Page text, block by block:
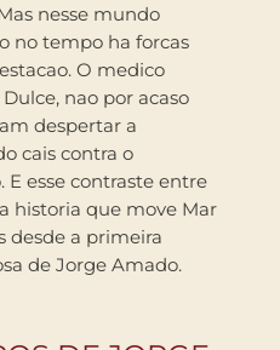
nesse mundo
no tempo ha forcas
O medico
nao por acaso
despertar a
cais contra o
E esse contraste entre
historia que move Mar
desde a primeira
de Jorge Amado.